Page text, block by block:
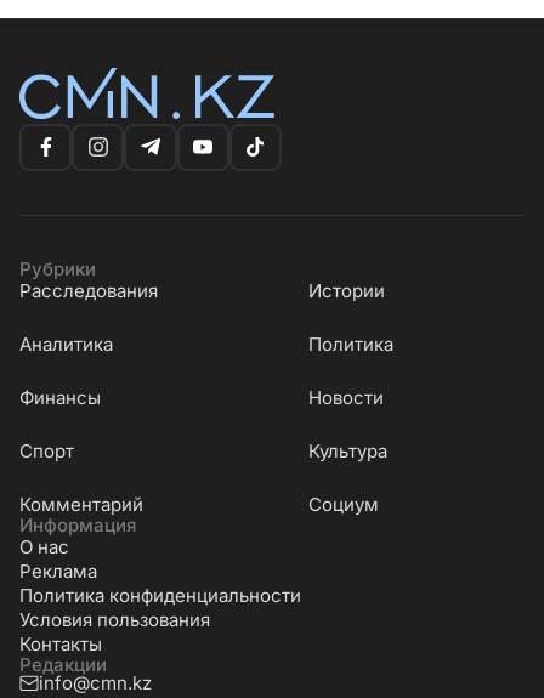
Рубрики
Расследования
Истории
Аналитика Политика
Финансы Новости
Cпорт Культура
Комментарий
Социум
Информация
О нас
Реклама
Политика конфиденциальности
Условия пользования
Контакты
Редакции
info@cmn.kz